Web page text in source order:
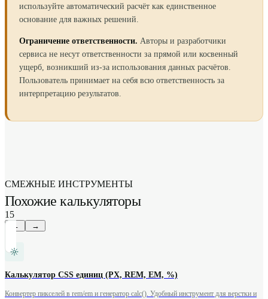
используйте автоматический расчёт как единственное
основание для важных решений.
Ограничение ответственности. Авторы и разработчики
сервиса не несут ответственности за прямой или косвенный
ущерб, возникший из-за использования данных расчётов.
Пользователь принимает на себя всю ответственность за
интерпретацию результатов.
СМЕЖНЫЕ ИНСТРУМЕНТЫ
Похожие калькуляторы
15
← →
Калькулятор CSS единиц (PX, REM, EM, %)
Конвертер пикселей в rem/em и генератор calc(). Удобный инструмент для верстки и